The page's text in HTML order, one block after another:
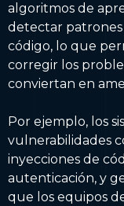
algoritmos de
detectar patrones
código, lo que
corregir los
conviertan en
Por ejemplo, los
vulnerabilidades
inyecciones de
autenticación, y
que los equipos